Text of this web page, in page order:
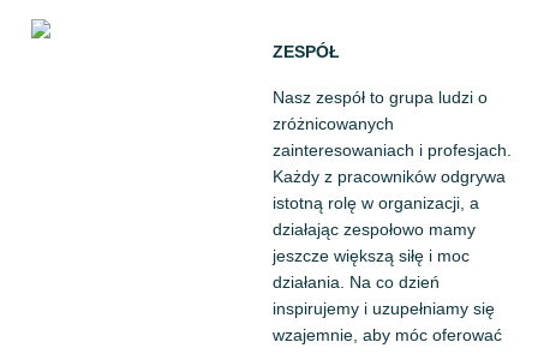
ZESPÓŁ
Nasz zespół to grupa ludzi o
zróżnicowanych
zainteresowaniach i profesjach.
Każdy z pracowników odgrywa
istotną rolę w organizacji, a
działając zespołowo mamy
jeszcze większą siłę i moc
działania. Na co dzień
inspirujemy i uzupełniamy się
wzajemnie, aby móc oferować